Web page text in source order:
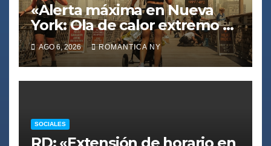
«Alerta máxima en Nueva
York: Ola de calor extremo y
tormentas, ¿qué debes
hacer?»
AGO 6, 2026 ROMANTICA NY
SOCIALES